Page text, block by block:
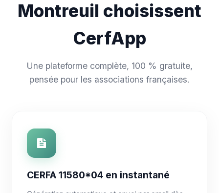
Montreuil choisissent
CerfApp
Une plateforme complète, 100 % gratuite,
pensée pour les associations françaises.
CERFA 11580*04 en instantané